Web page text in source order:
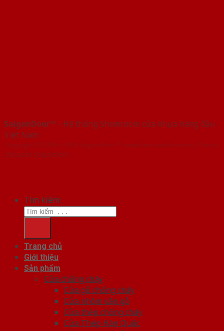
SaigonDoor™ - Hệ thống Showroom cửa nhựa hàng đầu
Việt Nam
Copyright ⓒ 2016 – 2026 SaigonDoor™ - www.bancuanhua.com | Đơn vị
chủ quản SaigonDoor
Tìm kiếm:
Trang chủ
Giới thiệu
Sản phẩm
Cửa chống cháy
Cửa gỗ chống cháy
Cửa nhôm vân gỗ
Cửa thép chống cháy
Cửa Thép Hàn Quốc